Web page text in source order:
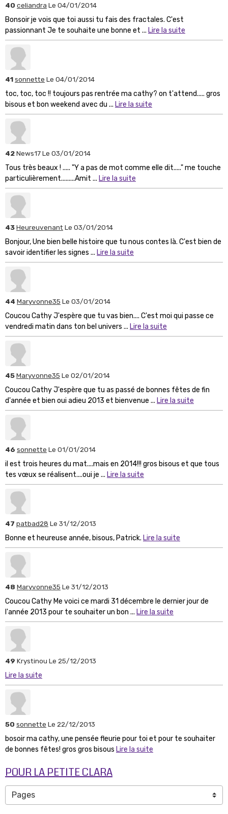
40 celiandra Le 04/01/2014
Bonsoir je vois que toi aussi tu fais des fractales. C'est
passionnant Je te souhaite une bonne et ... Lire la suite
41sonnette Le 04/01/2014
toc, toc, toc !! toujours pas rentrée ma cathy? on t'attend..... gros
bisous et bon weekend avec du ... Lire la suite
42News17Le 03/01/2014
Tous très beaux ! ..... "Y a pas de mot comme elle dit....." me touche
particulièrement.........Amit ... Lire la suite
43Heureuvenant Le 03/01/2014
Bonjour, Une bien belle histoire que tu nous contes là. C'est bien de
savoir identifier les signes ... Lire la suite
44 Maryvonne35 Le 03/01/2014
Coucou Cathy J'espère que tu vas bien.... C'est moi qui passe ce
vendredi matin dans ton bel univers ... Lire la suite
45Maryvonne35 Le 02/01/2014
Coucou Cathy J'espère que tu as passé de bonnes fêtes de fin
d'année et bien oui adieu 2013 et bienvenue ... Lire la suite
46 sonnette Le 01/01/2014
il est trois heures du mat....mais en 2014!!! gros bisous et que tous
tes vœux se réalisent....oui je ... Lire la suite
47 patbad28 Le 31/12/2013
Bonne et heureuse année, bisous, Patrick. Lire la suite
48 Maryvonne35 Le 31/12/2013
Coucou Cathy Me voici ce mardi 31 décembre le dernier jour de
l'année 2013 pour te souhaiter un bon ... Lire la suite
49 Krystinou Le 25/12/2013
Lire la suite
50 sonnette Le 22/12/2013
bosoir ma cathy, une pensée fleurie pour toi et pour te souhaiter
de bonnes fêtes! gros gros bisous Lire la suite
POUR LA PETITE CLARA